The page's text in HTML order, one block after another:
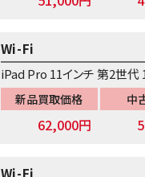
iPad Pro 11インチ 第2世
Wi-Fi
新品買取価格
62,000円
中
Wi-Fi